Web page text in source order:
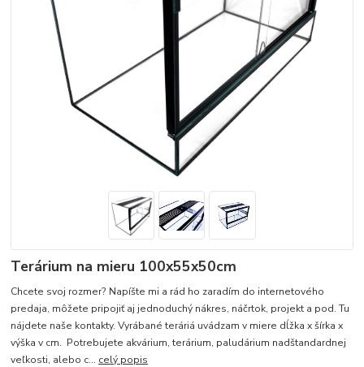
Terárium na mieru 100x55x50cm
Chcete svoj rozmer? Napíšte mi a rád ho zaradím do internetového
predaja, môžete pripojiť aj jednoduchý nákres, náčrtok, projekt a pod. Tu
nájdete naše kontakty. Vyrábané teráriá uvádzam v miere dĺžka x šírka x
výška v cm. Potrebujete akvárium, terárium, paludárium nadštandardnej
veľkosti, alebo c... celý popis